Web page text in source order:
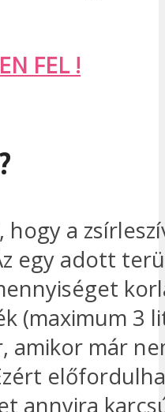
FEL !
a
egy adott
(maximum 3
amikor már
annyira